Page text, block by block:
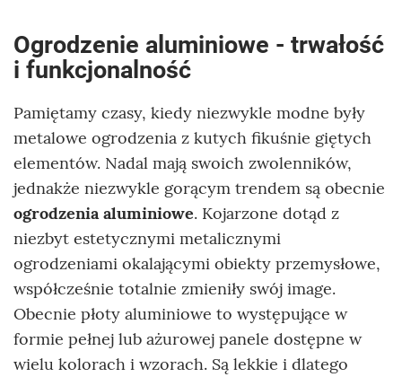
Ogrodzenie aluminiowe - trwałość
i funkcjonalność
Pamiętamy czasy, kiedy niezwykle modne były
metalowe ogrodzenia z kutych fikuśnie giętych
elementów. Nadal mają swoich zwolenników,
jednakże niezwykle gorącym trendem są obecnie
ogrodzenia aluminiowe. Kojarzone dotąd z
niezbyt estetycznymi metalicznymi
ogrodzeniami okalającymi obiekty przemysłowe,
współcześnie totalnie zmieniły swój image.
Obecnie płoty aluminiowe to występujące w
formie pełnej lub ażurowej panele dostępne w
wielu kolorach i wzorach. Są lekkie i dlatego